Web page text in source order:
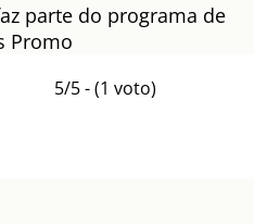
parte do programa de
Promo
5/5 - (1 voto)